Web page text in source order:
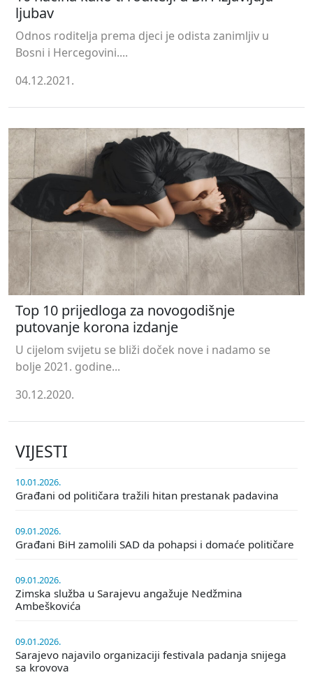
ljubav
Odnos roditelja prema djeci je odista zanimljiv u
Bosni i Hercegovini....
04.12.2021.
Top 10 prijedloga za novogodišnje
putovanje korona izdanje
U cijelom svijetu se bliži doček nove i nadamo se
bolje 2021. godine...
30.12.2020.
VIJESTI
10.01.2026.
Građani od političara tražili hitan prestanak padavina
09.01.2026.
Građani BiH zamolili SAD da pohapsi i domaće političare
09.01.2026.
Zimska služba u Sarajevu angažuje Nedžmina
Ambeškovića
09.01.2026.
Sarajevo najavilo organizaciji festivala padanja snijega
sa krovova